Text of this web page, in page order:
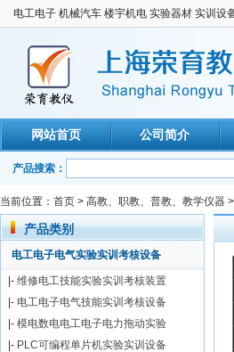
电工电子 机械汽车 楼宇机电 实验器材 实训设
网站首页 公司简介
产品搜索：
当前位置： 首页 > 高教、职教、普教、教学仪器 >
产品类别
电工电子电气实验实训考核设备
|- 维修电工技能实验实训考核装置
|- 电工电子电气技能实训考核设备
|- 模电数电电工电子电力拖动实验
|- PLC可编程单片机实验实训设备